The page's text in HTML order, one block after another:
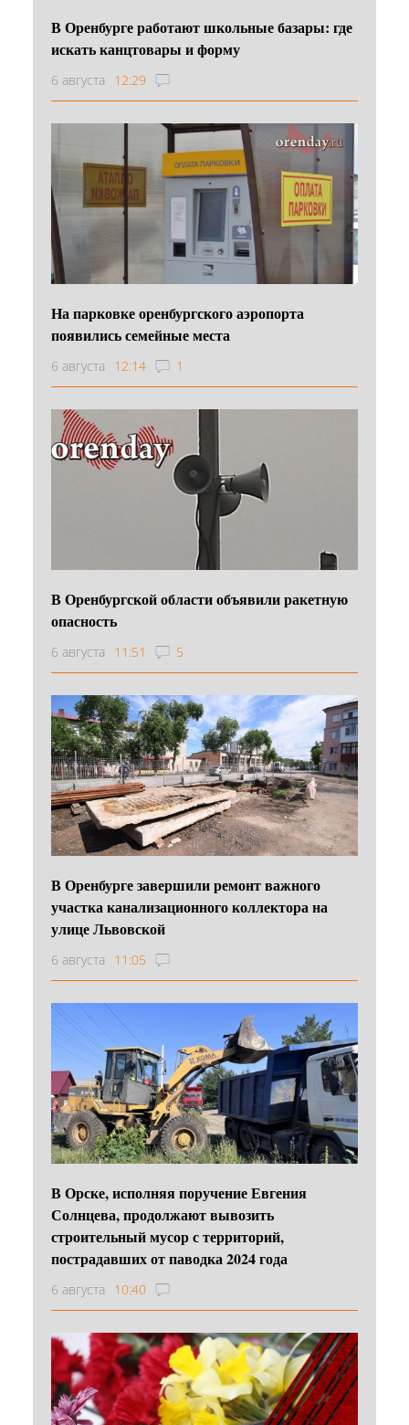
В Оренбурге работают школьные базары: где
искать канцтовары и форму
6 августа 12:29
На парковке оренбургского аэропорта
появились семейные места
6 августа 12:14 1
В Оренбургской области объявили ракетную
опасность
6 августа 11:51 5
В Оренбурге завершили ремонт важного
участка канализационного коллектора на
улице Львовской
6 августа 11:05
В Орске, исполняя поручение Евгения
Солнцева, продолжают вывозить
строительный мусор с территорий,
пострадавших от паводка 2024 года
6 августа 10:40